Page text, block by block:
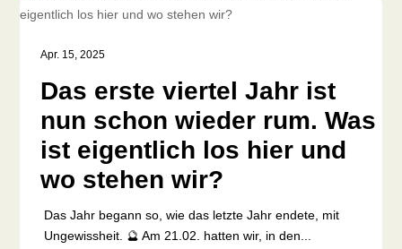
Apr. 15, 2025
Das erste viertel Jahr ist
nun schon wieder rum. Was
ist eigentlich los hier und
wo stehen wir?
Das Jahr begann so, wie das letzte Jahr endete, mit
Ungewissheit. 🔮 Am 21.02. hatten wir, in den...